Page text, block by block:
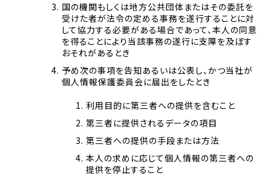
国の機関もしくは地方公共団体またはその委託を
受けた者が法令の定める事務を遂行することに対
して協力する必要がある場合であって、本人の同意
を得ることにより当該事務の遂行に支障を及ぼす
おそれがあるとき
予め次の事項を告知あるいは公表し、かつ当社が
個人情報保護委員会に届出をしたとき
利用目的に第三者への提供を含むこと
第三者に提供されるデータの項目
第三者への提供の手段または方法
本人の求めに応じて個人情報の第三者への
提供を停止すること